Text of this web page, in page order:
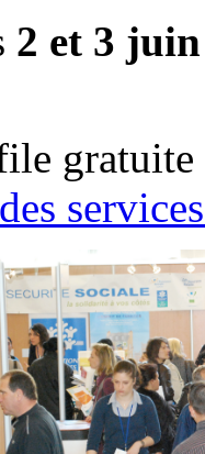
2 et 3 juin